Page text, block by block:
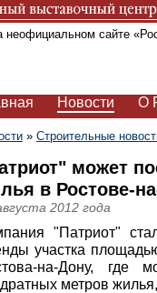
неофициальном сайте
Новости О
» Строительные
может
в Ростове-
2012 года
"Патриот"
участка
на-Дону, где
метров